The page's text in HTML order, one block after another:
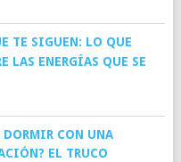
TE SIGUEN: LO QUE
LAS ENERGÍAS QUE SE
DORMIR CON UNA
EL TRUCO